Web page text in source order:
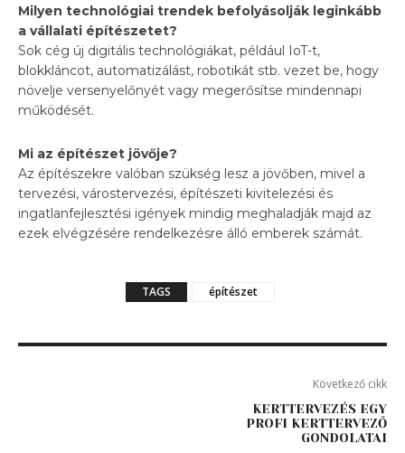
Milyen technológiai trendek befolyásolják leginkább
a vállalati építészetet?
Sok cég új digitális technológiákat, például IoT-t,
blokkláncot, automatizálást, robotikát stb. vezet be, hogy
növelje versenyelőnyét vagy megerősítse mindennapi
működését.
Mi az építészet jövője?
Az építészekre valóban szükség lesz a jövőben, mivel a
tervezési, várostervezési, építészeti kivitelezési és
ingatlanfejlesztési igények mindig meghaladják majd az
ezek elvégzésére rendelkezésre álló emberek számát.
TAGS építészet
Következő cikk
KERTTERVEZÉS EGY
PROFI KERTTERVEZŐ
GONDOLATAI